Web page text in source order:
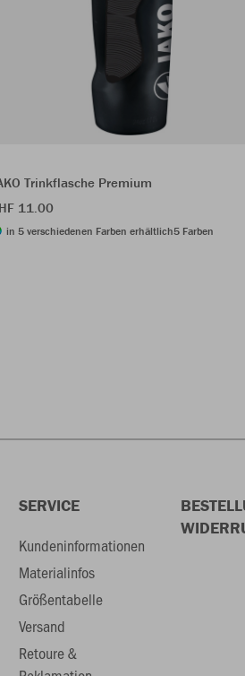
Trinkflasche Premium
11.00
in 5 verschiedenen Farben erhältlich5 Farben
SERVICE
Kundeninformationen
Materialinfos
Größentabelle
Versand
Retoure &